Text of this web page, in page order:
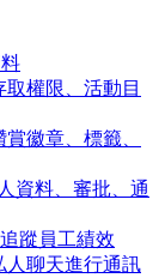
權限、活動目
徽章、標籤、
資料、審批、通
蹤員工績效
人聊天進行通訊